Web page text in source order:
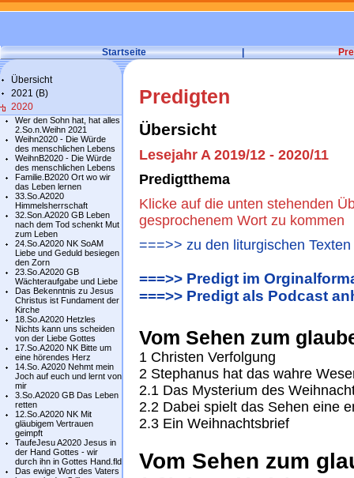
Startseite |
Übersicht
2021 (B)
2020
Wer den Sohn hat, hat alles
2.So.n.Weihn 2021
Weihn2020 - Die Würde
des menschlichen Lebens
WeihnB2020 - Die Würde
des menschlichen Lebens
Familie.B2020 Ort wo wir
das Leben lernen
33.So.A2020
Himmelsherrschaft
32.Son.A2020 GB Leben
nach dem Tod schenkt Mut
zum Leben
24.So.A2020 NK SoAM
Liebe und Geduld besiegen
den Zorn
23.So.A2020 GB
Wächteraufgabe und Liebe
Das Bekenntnis zu Jesus
Christus ist Fundament der
Kirche
18.So.A2020 Hetzles
Nichts kann uns scheiden
von der Liebe Gottes
17.So.A2020 NK Bitte um
eine hörendes Herz
14.So. A2020 Nehmt mein
Joch auf euch und lernt von
mir
3.So.A2020 GB Das Leben
retten
12.So.A2020 NK Mit
gläubigem Vertrauen
geimpft
TaufeJesu A2020 Jesus in
der Hand Gottes - wir
durch ihn in Gottes Hand.fld
Das ewige Wort des Vaters
Predigten
Übersicht
Lesejahr A 2019/12 - 2020/11
Predigtthema
Klicke auf die unten stehenden
gesprochenem Wort zu kommen
===>> zu den liturgischen Texten
===>> Predigt im
===>> Predigt als Podcast
Vom Sehen zum
1 Christen Verfolgung
2 Stephanus hat das wahre
2.1 Das Mysterium des
2.2 Dabei spielt das Sehen eine
2.3 Ein Weihnachtsbrief
Vom Sehen zum